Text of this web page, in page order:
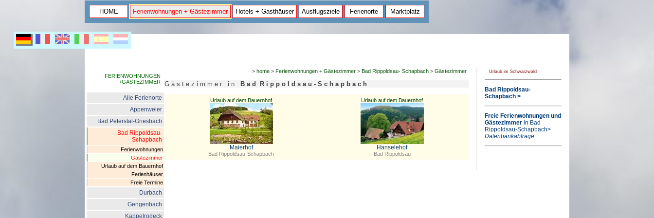
HOME Ferienwohnungen + Gästezimmer Hotels + Gasthäuser Ausflugsziele Ferienorte Marktplatz
FERIENWOHNUNGEN
+GÄSTEZIMMER
Alle Ferienorte
Appenweier
Bad Peterstal-Griesbach
Bad Rippoldsau-
Schapbach
Ferienwohnungen
Gästezimmer
Urlaub auf dem Bauernhof
Ferienhäuser
Freie Termine
Durbach
Gengenbach
Kappelrodeck
> home> Ferienwohnungen + Gästezimmer> Bad Rippoldsau- Schapbach> Gästezimmer
G ä s t e z i m m e r i n B a d R i p p o l d s a u - S c h a p b a c h
Urlaub auf dem Bauernhof
Maierhof
Bad Rippoldsau-Schapbach
Urlaub auf dem Bauernhof
Hanselehof
Bad Rippoldsau
Urlaub im Schwarzwald
Bad Rippoldsau-
Schapbach >
Freie Ferienwohnungen und
Gästezimmerin Bad
Rippoldsau-Schapbach>
Datenbankabfrage